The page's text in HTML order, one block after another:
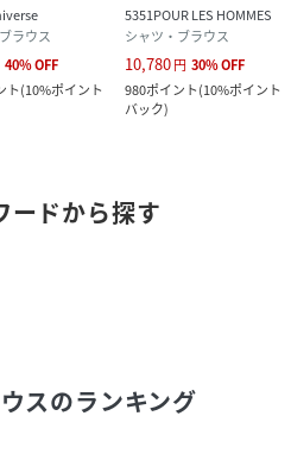
ラウス
40%OFF
ト(10%ポイント
5351POUR LES HOMMES
シャツ・ブラウス
10,780円 30%OFF
980ポイント(10%ポイント
バック)
ードから探す
スのランキング